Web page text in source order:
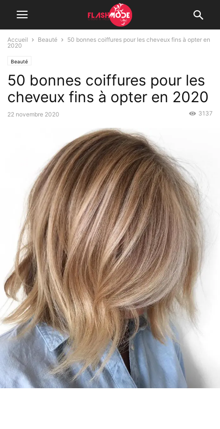
Accueil Beauté
50 bonnes coiffures pour les cheveux fins à opter en
2020
Beauté
50 bonnes coiffures pour les
cheveux fins à opter en 2020
22 novembre 2020 3137